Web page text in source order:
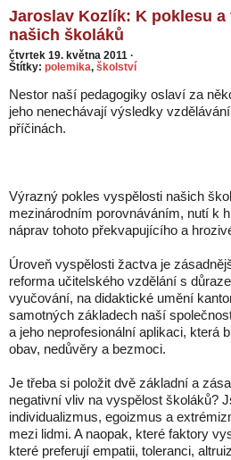
Jaroslav Kozlík: K poklesu
našich školáků
čtvrtek 19. května 2011 ·
Štítky: polemika, školství
Nestor naší pedagogiky oslaví za
jeho nenechávají výsledky
příčinách.
Výrazný pokles vyspělosti našich
mezinárodním porovnáváním, nutí k
náprav tohoto překvapujícího a
Úroveň vyspělosti žactva je
reforma učitelského vzdělání s
vyučování, na didaktické umění
samotných základech naší
a jeho neprofesionální aplikaci, která
obav, nedůvěry a bezmoci.
Je třeba si položit dvě základní a
negativní vliv na vyspělost školáků?
individualizmus, egoizmus a
mezi lidmi. A naopak, které faktory
které preferují empatii, toleranci,